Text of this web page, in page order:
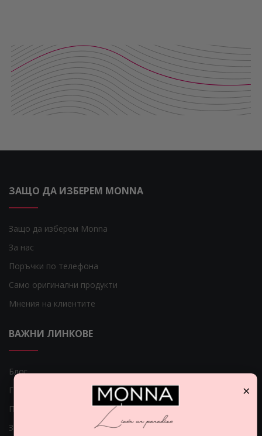
ЗАЩО ДА ИЗБЕРЕМ MONNA
Защо да изберем Monna
За нас
Поръчки по телефона
Само оригинални продукти
Мнения на клиентите
ВАЖНИ ЛИНКОВЕ
Блог
Гаранция за Вашите пари
Парфюмите
Защо да се регистрирам?
×